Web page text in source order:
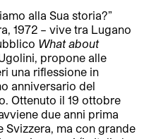
alla Sua storia?”
1972 – vive tra Lugano
What about
propone alle
una riflessione in
anniversario del
Ottenuto il 19 ottobre
due anni prima
Svizzera, ma con grande